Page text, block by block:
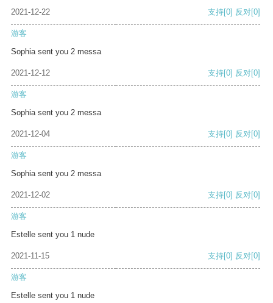
2021-12-22 支持[0] 反对[0]
游客
Sophia sent you 2 messa
2021-12-12 支持[0] 反对[0]
游客
Sophia sent you 2 messa
2021-12-04 支持[0] 反对[0]
游客
Sophia sent you 2 messa
2021-12-02 支持[0] 反对[0]
游客
Estelle sent you 1 nude
2021-11-15 支持[0] 反对[0]
游客
Estelle sent you 1 nude